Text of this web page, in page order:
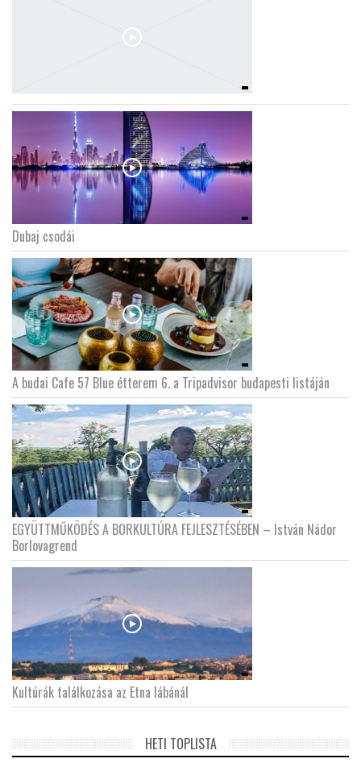
Dubaj csodái
A budai Cafe 57 Blue étterem 6. a Tripadvisor budapesti listáján
EGYÜTTMŰKÖDÉS A BORKULTÚRA FEJLESZTÉSÉBEN – István Nádor
Borlovagrend
Kultúrák találkozása az Etna lábánál
HETI TOPLISTA